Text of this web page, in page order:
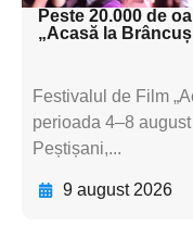
Peste 20.000 de
„Acasă la
Festivalul de Film
perioada 4–8
Peștișani,...
9 august 2026